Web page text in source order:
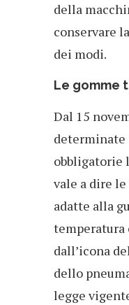
della
conservare
dei modi.
Le gomme
Dal 15
determinate
obbligatorie
vale a dire
adatte alla
temperatura
dall’icona
dello
legge